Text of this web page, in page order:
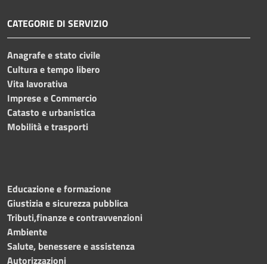
CATEGORIE DI SERVIZIO
Anagrafe e stato civile
Cultura e tempo libero
Vita lavorativa
Imprese e Commercio
Catasto e urbanistica
Mobilità e trasporti
Educazione e formazione
Giustizia e sicurezza pubblica
Tributi,finanze e contravvenzioni
Ambiente
Salute, benessere e assistenza
Autorizzazioni